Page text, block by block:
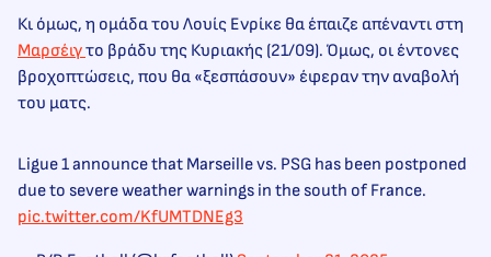
Κι όμως, η ομάδα του Λουίς Ενρίκε θα έπαιζε απέναντι στη
Μαρσέιγτο βράδυ της Κυριακής (21/09). Όμως, οι έντονες
βροχοπτώσεις, που θα «ξεσπάσουν» έφεραν την αναβολή
του ματς.
Ligue 1 announce that Marseille vs. PSG has been postponed
due to severe weather warnings in the south of France.
pic.twitter.com/KfUMTDNEg3